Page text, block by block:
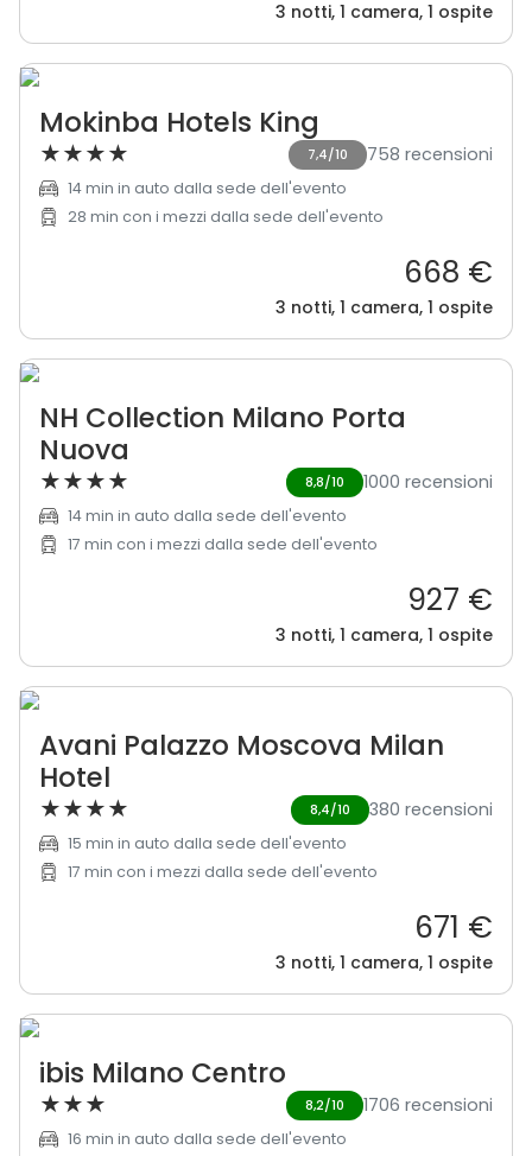
3 notti, 1 camera, 1 ospite
Mokinba Hotels King
★★★★ 7,4/10 758 recensioni
14 min in auto dalla sede dell'evento
28 min con i mezzi dalla sede dell'evento
668 €
3 notti, 1 camera, 1 ospite
NH Collection Milano Porta
Nuova
★★★★ 8,8/10 1000 recensioni
14 min in auto dalla sede dell'evento
17 min con i mezzi dalla sede dell'evento
927 €
3 notti, 1 camera, 1 ospite
Avani Palazzo Moscova Milan
Hotel
★★★★ 8,4/10 380 recensioni
15 min in auto dalla sede dell'evento
17 min con i mezzi dalla sede dell'evento
671 €
3 notti, 1 camera, 1 ospite
ibis Milano Centro
★★★ 8,2/10 1706 recensioni
16 min in auto dalla sede dell'evento